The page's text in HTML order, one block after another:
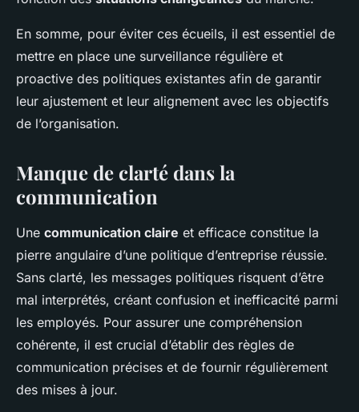
En somme, pour éviter ces écueils, il est essentiel de
mettre en place une surveillance régulière et
proactive des politiques existantes afin de garantir
leur ajustement et leur alignement avec les objectifs
de l’organisation.
Manque de clarté dans la
communication
Une communication claire et efficace constitue la
pierre angulaire d’une politique d’entreprise réussie.
Sans clarté, les messages politiques risquent d’être
mal interprétés, créant confusion et inefficacité parmi
les employés. Pour assurer une compréhension
cohérente, il est crucial d’établir des règles de
communication précises et de fournir régulièrement
des mises à jour.